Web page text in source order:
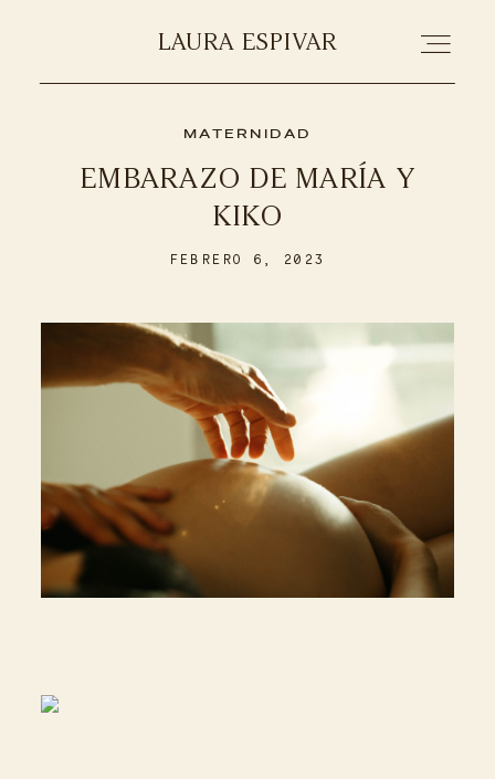
LAURA ESPIVAR
LAURA ESPIVAR
SOBRE MI
MATERNIDAD
EMBARAZO DE MARÍA Y
KIKO
FEBRERO 6, 2023